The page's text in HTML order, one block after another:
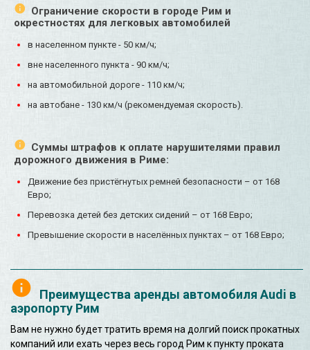
Ограничение скорости в городе Рим и
окрестностях для легковых автомобилей
в населенном пункте - 50 км/ч;
вне населенного пункта - 90 км/ч;
на автомобильной дороге - 110 км/ч;
на автобане - 130 км/ч (рекомендуемая скорость).
Суммы штрафов к оплате нарушителями правил
дорожного движения в Риме:
Движение без пристёгнутых ремней безопасности – от 168
Евро;
Перевозка детей без детских сидений – от 168 Евро;
Превышение скорости в населённых пунктах – от 168 Евро;
Преимущества аренды автомобиля Audi в
аэропорту Рим
Вам не нужно будет тратить время на долгий поиск прокатных
компаний или ехать через весь город Рим к пункту проката